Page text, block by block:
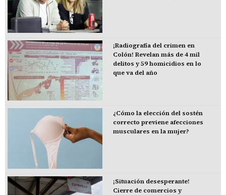
¡Radiografía del crimen en
Colón! Revelan más de 4 mil
delitos y 59 homicidios en lo
que va del año
¿Cómo la elección del sostén
correcto previene afecciones
musculares en la mujer?
¡Situación desesperante!
Cierre de comercios y